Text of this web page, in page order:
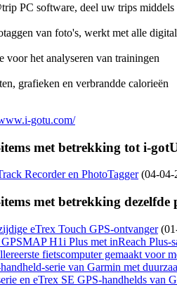
PC software, deel uw trips
van foto's, werkt met alle
voor het analyseren van trainingen
grafieken en verbrandde calorieën
gotu.com/
met betrekking tot i-
Recorder en PhotoTagger (04-04-
met betrekking
eTrex Touch GPS-ontvanger
H1i Plus met inReach Plus-
fietscomputer gemaakt voor
serie van Garmin met
en eTrex SE GPS-handhelds van